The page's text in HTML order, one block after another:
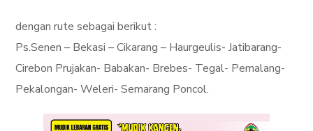
dengan rute sebagai berikut :
Ps.Senen – Bekasi – Cikarang – Haurgeulis- Jatibarang-
Cirebon Prujakan- Babakan- Brebes- Tegal- Pemalang-
Pekalongan- Weleri- Semarang Poncol.